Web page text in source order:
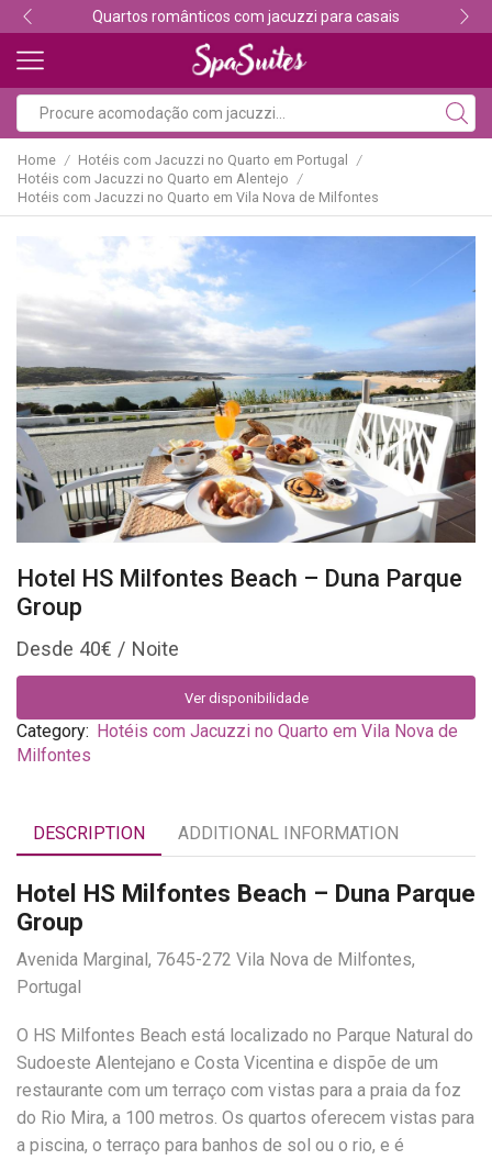
Descubra os melhores alojamentos com jacuzzi
Home / Hotéis com Jacuzzi no Quarto em Portugal /
Hotéis com Jacuzzi no Quarto em Alentejo /
Hotéis com Jacuzzi no Quarto em Vila Nova de Milfontes
Hotel HS Milfontes Beach – Duna Parque
Group
40€
Ver disponibilidade
Category: Hotéis com Jacuzzi no Quarto em Vila Nova de
Milfontes
DESCRIPTION ADDITIONAL INFORMATION
Hotel HS Milfontes Beach – Duna Parque
Group
Avenida Marginal, 7645-272 Vila Nova de Milfontes,
Portugal
O HS Milfontes Beach está localizado no Parque Natural do
Sudoeste Alentejano e Costa Vicentina e dispõe de um
restaurante com um terraço com vistas para a praia da foz
do Rio Mira, a 100 metros. Os quartos oferecem vistas para
a piscina, o terraço para banhos de sol ou o rio, e é